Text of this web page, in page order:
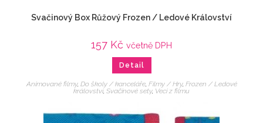
Svačinový Box Růžový Frozen / Ledové Království
157 Kč včetně DPH
Detail
Animované filmy, Do školy / kanceláře, Filmy / Hry, Frozen / Ledové
království, Svačinové sety, Veci z filmu